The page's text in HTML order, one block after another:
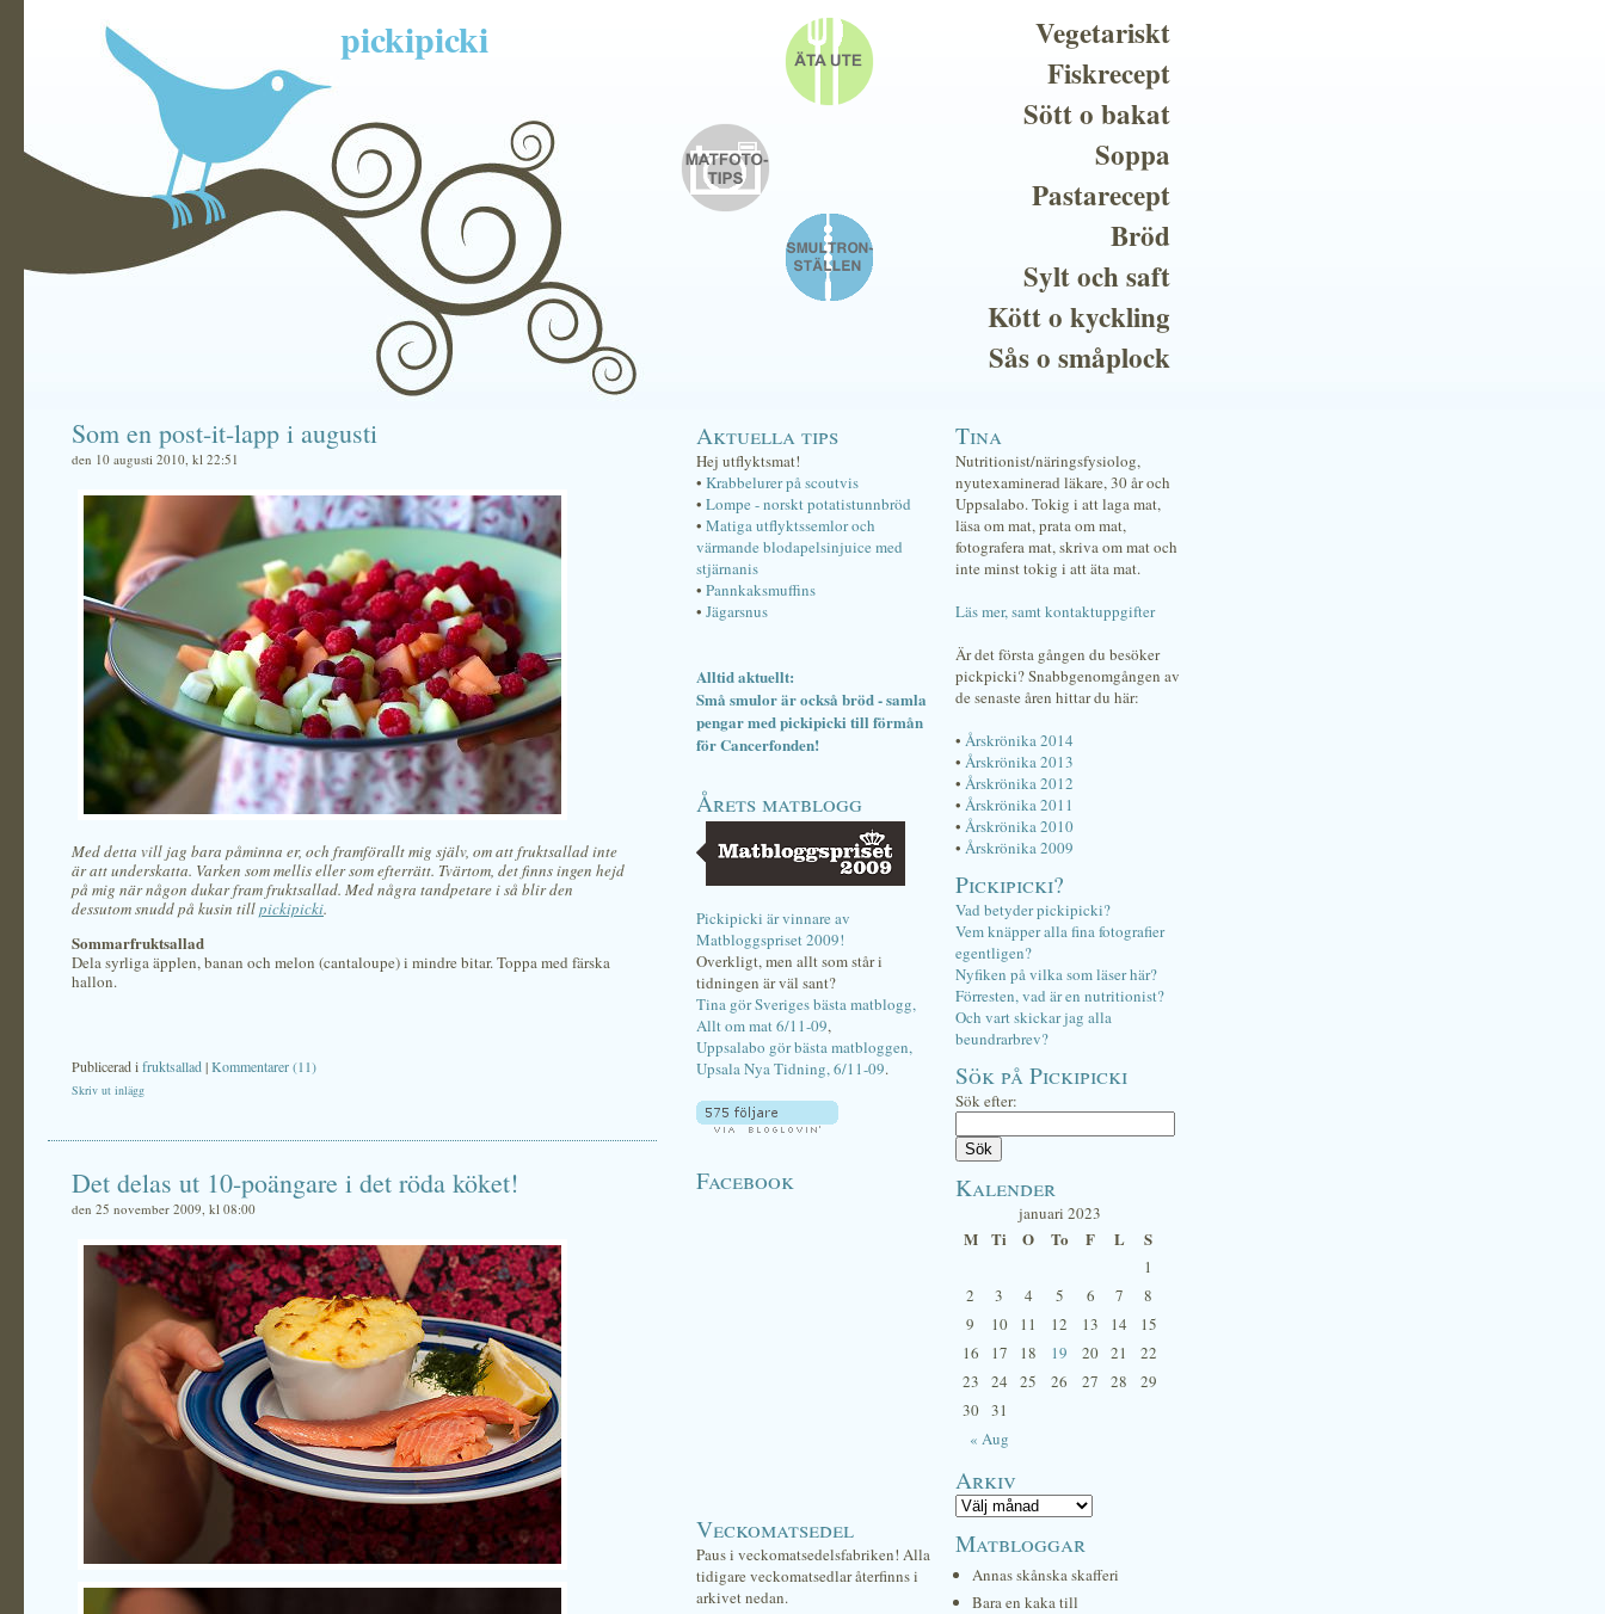
pickipicki
Vegetariskt
Fiskrecept
Sött o bakat
Soppa
Pastarecept
Bröd
Sylt och saft
Kött o kyckling
Sås o småplock
Som en post-it-lapp i augusti
den 10 augusti 2010, kl 22:51
Med detta vill jag bara påminna er, och framförallt mig själv, om att fruktsallad inte
är att underskatta. Varken som mellis eller som efterrätt. Tvärtom, det finns ingen hejd
på mig när någon dukar fram fruktsallad. Med några tandpetare i så blir den
dessutom snudd på kusin tillpickipicki.
Sommarfruktsallad
Dela syrliga äpplen, banan och melon (cantaloupe) i mindre bitar. Toppa med färska
hallon.
Publicerad ifruktsallad|Kommentarer (11)
Skriv ut inlägg
Det delas ut 10-poängare i det röda köket!
den 25 november 2009, kl 08:00
Aktuella tips
Hej utflyktsmat!
• Krabbelurer på scoutvis
• Lompe - norskt potatistunnbröd
• Matiga utflyktssemlor och
värmande blodapelsinjuice med
stjärnanis
• Pannkaksmuffins
• Jägarsnus
Alltid aktuellt:
Små smulor är också bröd - samla
pengar med pickipicki till förmån
för Cancerfonden!
Årets matblogg
Pickipicki är vinnare av
Matbloggspriset 2009!
Overkligt, men allt som står i
tidningen är väl sant?
Tina gör Sveriges bästa matblogg,
Allt om mat 6/11-09,
Uppsalabo gör bästa matbloggen,
Upsala Nya Tidning, 6/11-09.
Facebook
Veckomatsedel
Paus i veckomatsedelsfabriken! Alla
tidigare veckomatsedlar återfinns i
arkivet nedan.
Tina
Nutritionist/näringsfysiolog,
nyutexaminerad läkare, 30 år och
Uppsalabo. Tokig i att laga mat,
läsa om mat, prata om mat,
fotografera mat, skriva om mat och
inte minst tokig i att äta mat.
Läs mer, samt kontaktuppgifter
Är det första gången du besöker
pickpicki? Snabbgenomgången av
de senaste åren hittar du här:
• Årskrönika 2014
• Årskrönika 2013
• Årskrönika 2012
• Årskrönika 2011
• Årskrönika 2010
• Årskrönika 2009
Pickipicki?
Vad betyder pickipicki?
Vem knäpper alla fina fotografier
egentligen?
Nyfiken på vilka som läser här?
Förresten, vad är en nutritionist?
Och vart skickar jag alla
beundrarbrev?
Sök på Pickipicki
Sök efter:
Kalender
januari 2023
M Ti O To F L S
« Aug
1
2
3 4 5 6 7
8
9
10 11 12 13 14
15
16
17 18 19 20 21
22
23
24 25 26 27 28
29
30 31
Arkiv
Matbloggar
Annas skånska skafferi
Bara en kaka till